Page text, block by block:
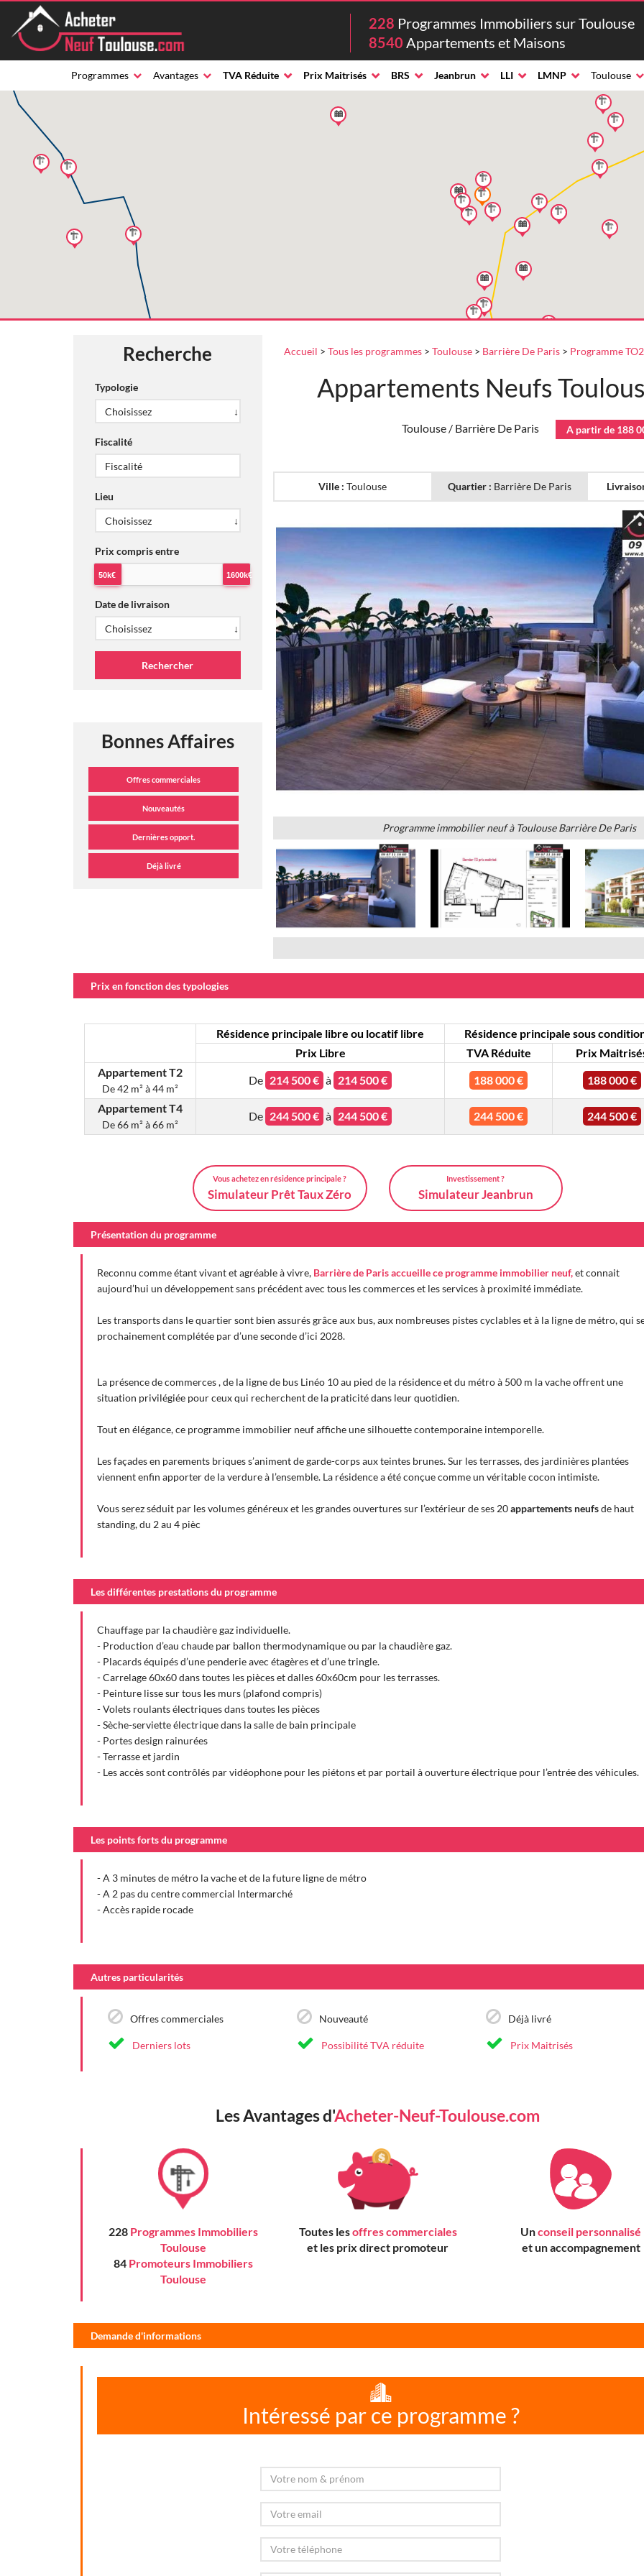
228 Programmes Immobiliers sur Toulouse
8540 Appartements et Maisons
Programmes Avantages TVA Réduite Prix Maitrisés BRS Jeanbrun LLI LMNP Toulouse
Recherche
Typologie
Fiscalité
Lieu
Prix compris entre
50k€ 1600k€
Date de livraison
Bonnes Affaires
Accueil > Tous les programmes> Toulouse> Barrière De Paris> Programme
Appartements Neufs
Toulouse / Barrière De Paris A partir de 188
Ville : Toulouse Quartier : Barrière De Paris
Programme immobilier neuf à Toulouse Barrière De Paris
Prix en fonction des typologies
Résidence principale libre ou locatif libre
Résidence principale sous
Prix Libre
TVA Réduite
Prix
Appartement T2
De42 m² à 44 m²
De 214 500 € à 214 500 € 188 000 € 188 000 €
Appartement T4
De66 m² à 66 m²
De 244 500 € à 244 500 € 244 500 € 244 500 €
Vous achetez en résidence principale ?
Simulateur Prêt Taux Zéro
Investissement ?
Simulateur Jeanbrun
Présentation du programme
Reconnu comme étant vivant et agréable à vivre, Barrière de Paris accueille ce programme immobilier neuf,et connait
aujourd’hui un développement sans précédent avec tous les commerces et les services à proximité immédiate.
Les transports dans le quartier sont bien assurés grâce aux bus, aux nombreuses pistes cyclables et à la ligne de métro, qui
prochainement complétée par d’une seconde d’ici 2028.
La présence de commerces , de la ligne de bus Linéo 10 au pied de la résidence et du métro à 500 m la vache offrent une
situation privilégiée pour ceux qui recherchent de la praticité dans leur quotidien.
Tout en élégance, ce programme immobilier neuf affiche une silhouette contemporaine intemporelle.
Les façades en parements briques s’animent de garde-corps aux teintes brunes. Sur les terrasses, des jardinières plantées
viennent enfin apporter de la verdure à l’ensemble. La résidence a été conçue comme un véritable cocon intimiste.
Vous serez séduit par les volumes généreux et les grandes ouvertures sur l’extérieur de ses 20appartements neufsde haut
standing, du 2 au 4 pièc
Les différentes prestations du programme
Chauffage par la chaudière gaz individuelle.
- Production d’eau chaude par ballon thermodynamique ou par la chaudière gaz.
- Placards équipés d’une penderie avec étagères et d’une tringle.
- Carrelage 60x60 dans toutes les pièces et dalles 60x60cm pour les terrasses.
- Peinture lisse sur tous les murs (plafond compris)
- Volets roulants électriques dans toutes les pièces
- Sèche-serviette électrique dans la salle de bain principale
- Portes design rainurées
- Terrasse et jardin
- Les accès sont contrôlés par vidéophone pour les piétons et par portail à ouverture électrique pour l’entrée des véhicules.
Les points forts du programme
- A 3 minutes de métro la vache et de la future ligne de métro
- A 2 pas du centre commercial Intermarché
- Accès rapide rocade
Autres particularités
Offres commerciales Nouveauté Déjà livré
Derniers lots Possibilité TVA réduite Prix Maitrisés
Les Avantages d'Acheter-Neuf-Toulouse.com
228 Programmes Immobiliers
Toulouse
84 Promoteurs Immobiliers
Toulouse
Toutes lesoffres commerciales
et les prix direct promoteur
Unconseil personnalisé
et un accompagnement
Demande d'informations
Intéressé par ce programme ?